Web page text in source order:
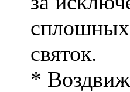
святок.
*